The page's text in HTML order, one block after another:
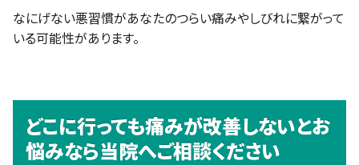
なにげない悪習慣があなたのつらい痛みやしびれに繋がって
いる可能性があります。
どこに行っても痛みが改善しないとお
悩みなら当院へご相談ください